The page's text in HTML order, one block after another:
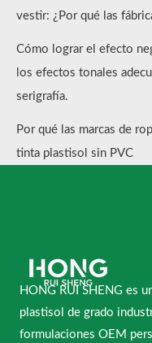
vestir: ¿Por qué las
Cómo lograr el efecto
los efectos tonales
serigrafía.
Por qué las marcas de
tinta plastisol sin PVC
HONG RUI SHENG es
plastisol de grado
formulaciones OEM